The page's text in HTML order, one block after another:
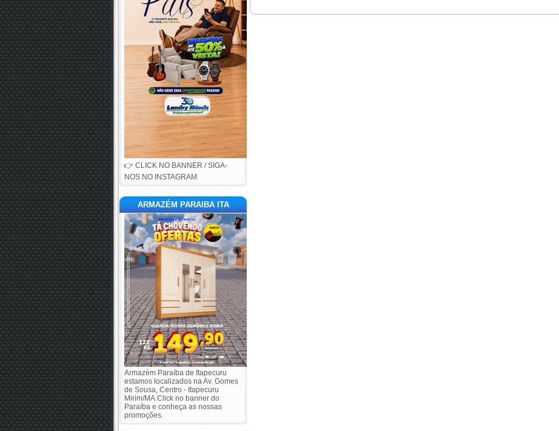
👉 CLICK NO BANNER / SIGA-
NOS NO INSTAGRAM
ARMAZÉM PARAIBA ITA
Armazém Paraíba de Itapecuru
estamos localizados na Av. Gomes
de Sousa, Centro - Itapecuru
Mirim/MA.Click no banner do
Paraíba e conheça as nossas
promoções.